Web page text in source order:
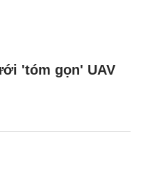
'tóm gọn' UAV